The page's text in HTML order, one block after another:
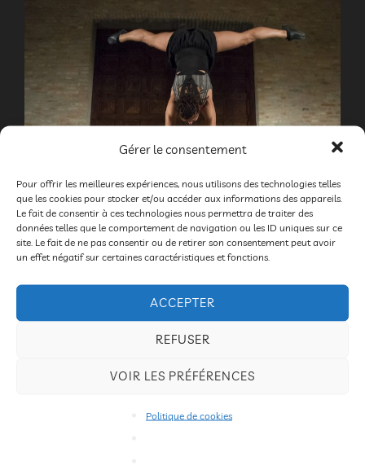
Gérer le consentement
Pour offrir les meilleures expériences, nous utilisons des technologies telles
que les cookies pour stocker et/ou accéder aux informations des appareils.
Le fait de consentir à ces technologies nous permettra de traiter des
données telles que le comportement de navigation ou les ID uniques sur ce
site. Le fait de ne pas consentir ou de retirer son consentement peut avoir
un effet négatif sur certaines caractéristiques et fonctions.
ACCEPTER
REFUSER
VOIR LES PRÉFÉRENCES
Politique de cookies